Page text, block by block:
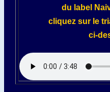
du label
cliquez sur le
ci-